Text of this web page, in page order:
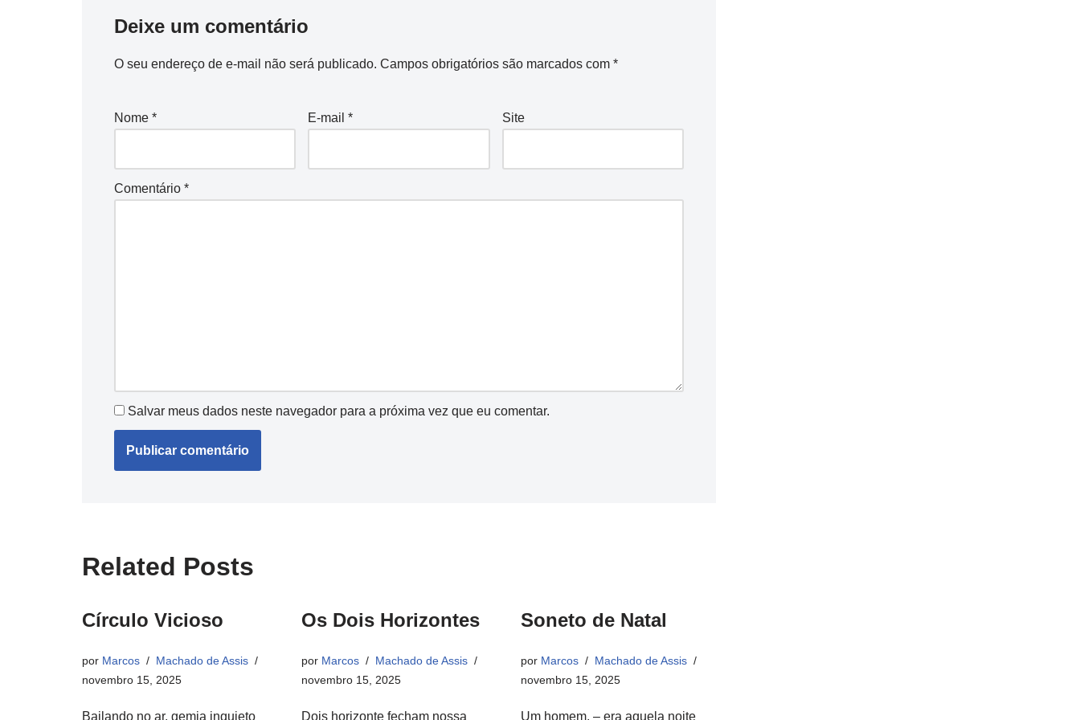
Deixe um comentário
O seu endereço de e-mail não será publicado. Campos obrigatórios são marcados com *
Nome * E-mail* Site
Comentário *
Salvar meus dados neste navegador para a próxima vez que eu comentar.
Related Posts
Círculo Vicioso
por Marcos
Machado de Assis
novembro 15, 2025
Bailando no ar, gemia inquieto
Os Dois Horizontes
por Marcos
Machado de Assis
novembro 15, 2025
Dois horizonte fecham nossa
Soneto de Natal
por Marcos
Machado de Assis
novembro 15, 2025
Um homem, – era aquela noite